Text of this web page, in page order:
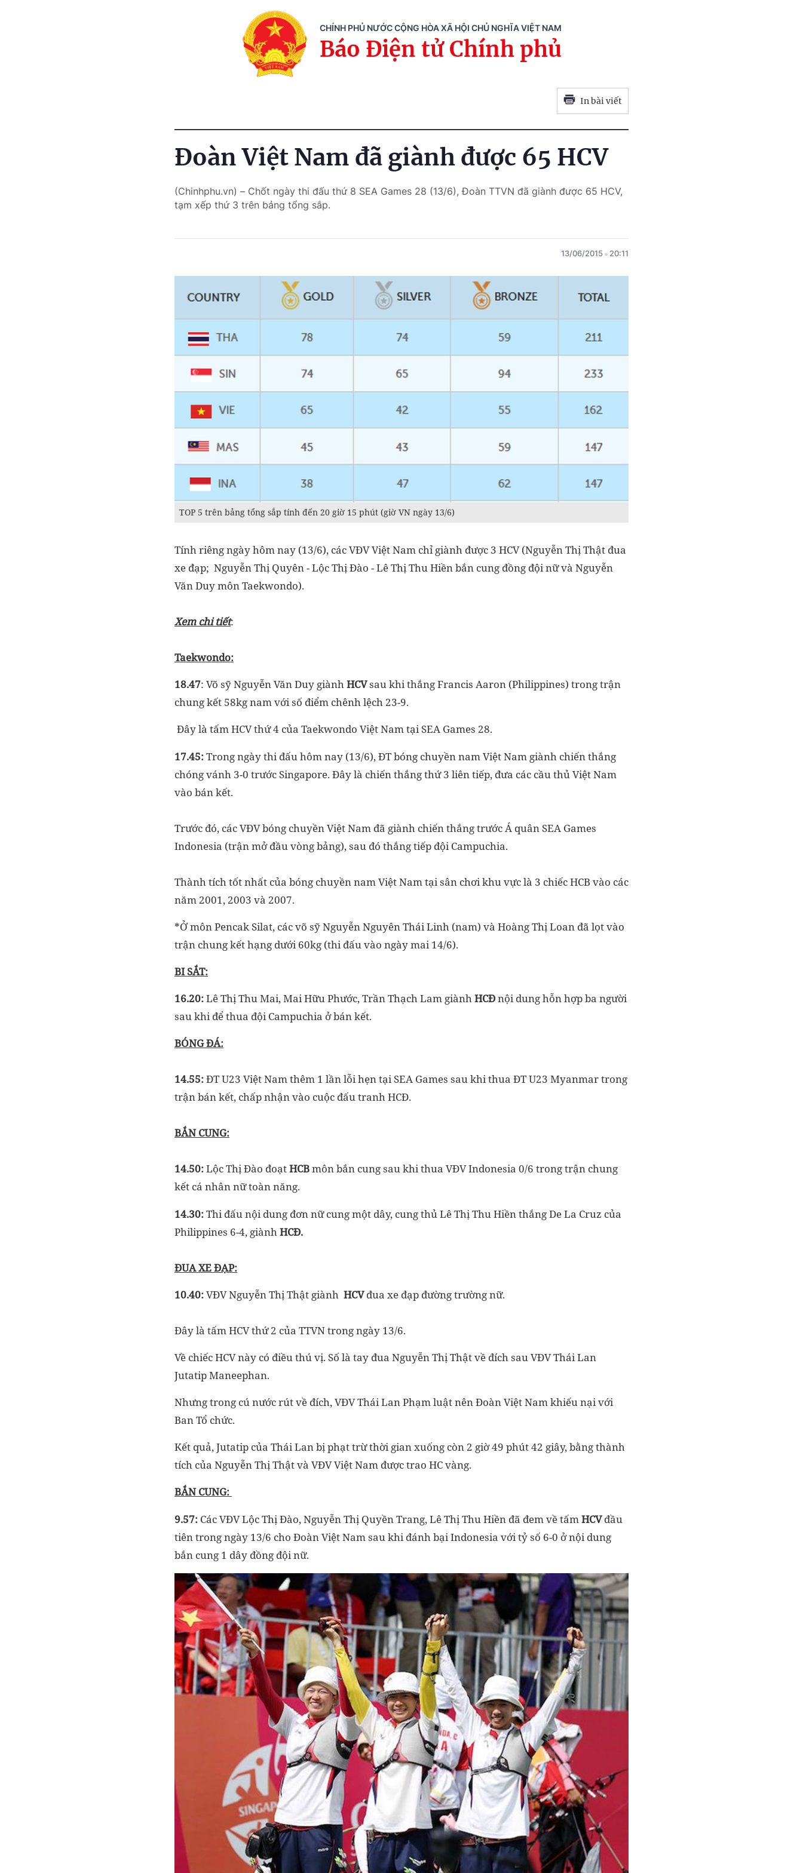
CHÍNH PHỦ NƯỚC CỘNG HÒA XÃ HỘI CHỦ NGHĨA VIỆT NAM
Báo Điện tử Chính phủ
In bài viết
Đoàn Việt Nam đã giành được 65 HCV
(Chinhphu.vn) – Chốt ngày thi đấu thứ 8 SEA Games 28 (13/6), Đoàn TTVN đã giành được 65 HCV,
tạm xếp thứ 3 trên bảng tổng sắp.
13/06/2015 20:11
TOP 5 trên bảng tổng sắp tính đến 20 giờ 15 phút (giờ VN ngày 13/6)
Tính riêng ngày hôm nay (13/6), các VĐV Việt Nam chỉ giành được 3 HCV (Nguyễn Thị Thật đua
xe đạp; Nguyễn Thị Quyên - Lộc Thị Đào - Lê Thị Thu Hiền bắn cung đồng đội nữ và Nguyễn
Văn Duy môn Taekwondo).
Xem chi tiết:
Taekwondo:
18.47: Võ sỹ Nguyễn Văn Duy giànhHCVsau khi thắng Francis Aaron (Philippines) trong trận
chung kết 58kg nam với số điểm chênh lệch 23-9.
Đây là tấm HCV thứ 4 của Taekwondo Việt Nam tại SEA Games 28.
17.45:Trong ngày thi đấu hôm nay (13/6), ĐT bóng chuyền nam Việt Nam giành chiến thắng
chóng vánh 3-0 trước Singapore. Đây là chiến thắng thứ 3 liên tiếp, đưa các cầu thủ Việt Nam
vào bán kết.
Trước đó, các VĐV bóng chuyền Việt Nam đã giành chiến thắng trước Á quân SEA Games
Indonesia (trận mở đầu vòng bảng), sau đó thắng tiếp đội Campuchia.
Thành tích tốt nhất của bóng chuyền nam Việt Nam tại sân chơi khu vực là 3 chiếc HCB vào các
năm 2001, 2003 và 2007.
*Ở môn Pencak Silat, các võ sỹ Nguyễn Nguyên Thái Linh (nam) và Hoàng Thị Loan đã lọt vào
trận chung kết hạng dưới 60kg (thi đấu vào ngày mai 14/6).
BI SẮT:
16.20:Lê Thị Thu Mai, Mai Hữu Phước, Trần Thạch Lam giànhHCĐnội dung hỗn hợp ba người
sau khi để thua đội Campuchia ở bán kết.
BÓNG ĐÁ:
14.55:ĐT U23 Việt Nam thêm 1 lần lỗi hẹn tại SEA Games sau khi thua ĐT U23 Myanmar trong
trận bán kết, chấp nhận vào cuộc đấu tranh HCĐ.
BẮN CUNG:
14.50:Lộc Thị Đào đoạtHCBmôn bắn cung sau khi thua VĐV Indonesia 0/6 trong trận chung
kết cá nhân nữ toàn năng.
14.30:Thi đấu nội dung đơn nữ cung một dây, cung thủ Lê Thị Thu Hiền thắng De La Cruz của
Philippines 6-4, giành HCĐ.
ĐUA XE ĐẠP:
10.40:VĐV Nguyễn Thị Thật giành HCVđua xe đạp đường trường nữ.
Đây là tấm HCV thứ 2 của TTVN trong ngày 13/6.
Về chiếc HCV này có điều thú vị. Số là tay đua Nguyễn Thị Thật về đích sau VĐV Thái Lan
Jutatip Maneephan.
Nhưng trong cú nước rút về đích, VĐV Thái Lan Phạm luật nên Đoàn Việt Nam khiếu nại với
Ban Tổ chức.
Kết quả, Jutatip của Thái Lan bị phạt trừ thời gian xuống còn 2 giờ 49 phút 42 giây, bằng thành
tích của Nguyễn Thị Thật và VĐV Việt Nam được trao HC vàng.
BẮN CUNG:
9.57: Các VĐV Lộc Thị Đào, Nguyễn Thị Quyền Trang, Lê Thị Thu Hiền đã đem về tấmHCVđầu
tiên trong ngày 13/6 cho Đoàn Việt Nam sau khi đánh bại Indonesia với tỷ số 6-0 ở nội dung
bắn cung 1 dây đồng đội nữ.